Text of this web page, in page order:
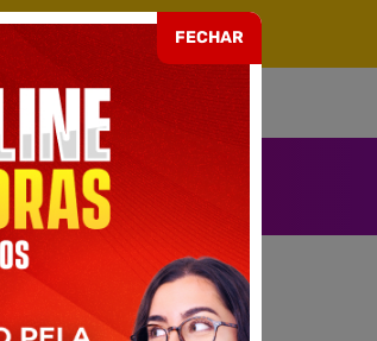
07/2021
SOU ALUNO
FECHAR